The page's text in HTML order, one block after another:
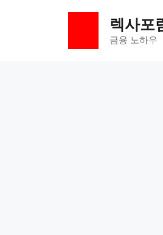
렉사포
금융 노하우